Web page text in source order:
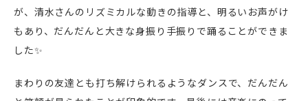
が、清水さんのリズミカルな動きの指導と、明るいお声がけ
もあり、だんだんと大きな身振り手振りで踊ることができま
した✨
まわりの友達とも打ち解けられるようなダンスで、だんだん